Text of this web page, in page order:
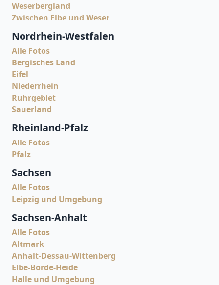
Weserbergland
Zwischen Elbe und Weser
Nordrhein-Westfalen
Alle Fotos
Bergisches Land
Eifel
Niederrhein
Ruhrgebiet
Sauerland
Rheinland-Pfalz
Alle Fotos
Pfalz
Sachsen
Alle Fotos
Leipzig und Umgebung
Sachsen-Anhalt
Alle Fotos
Altmark
Anhalt-Dessau-Wittenberg
Elbe-Börde-Heide
Halle und Umgebung